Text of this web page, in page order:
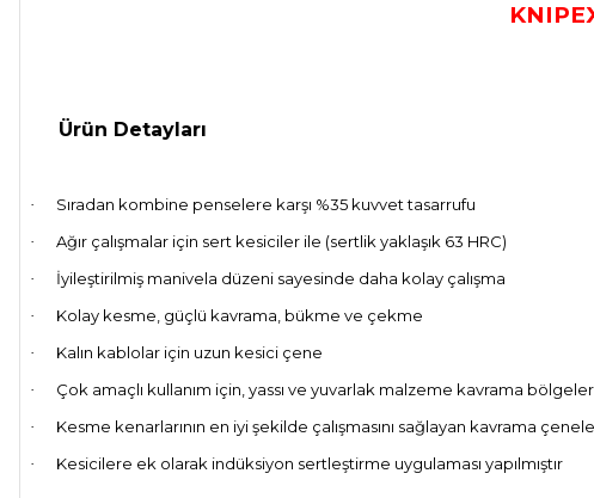
Ürün Detayları
· Sıradan kombine penselere karşı %35 kuvvet tasarrufu
· Ağır çalışmalar için sert kesiciler ile (sertlik yaklaşık 63 HRC)
· İyileştirilmiş manivela düzeni sayesinde daha kolay çalışma
· Kolay kesme, güçlü kavrama, bükme ve çekme
· Kalın kablolar için uzun kesici çene
· Çok amaçlı kullanım için, yassı ve yuvarlak malzeme kavrama
· Kesme kenarlarının en iyi şekilde çalışmasını sağlayan kavrama
· Kesicilere ek olarak indüksiyon sertleştirme uygulaması yapılmıştır